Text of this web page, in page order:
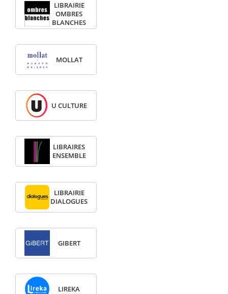
LIBRAIRIE
OMBRES
BLANCHES
MOLLAT
U CULTURE
LIBRAIRES
ENSEMBLE
LIBRAIRIE
DIALOGUES
GIBERT
LIREKA